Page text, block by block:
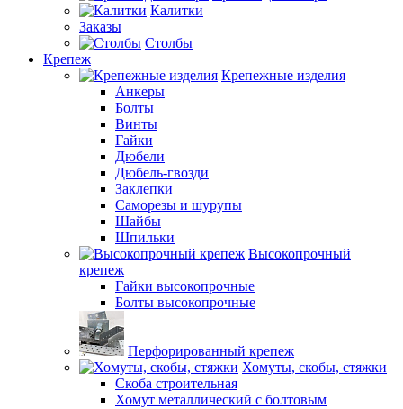
Калитки
Заказы
Столбы
Крепеж
Крепежные изделия
Анкеры
Болты
Винты
Гайки
Дюбели
Дюбель-гвозди
Заклепки
Саморезы и шурупы
Шайбы
Шпильки
Высокопрочный
крепеж
Гайки высокопрочные
Болты высокопрочные
Перфорированный крепеж
Хомуты, скобы, стяжки
Скоба строительная
Хомут металлический с болтовым